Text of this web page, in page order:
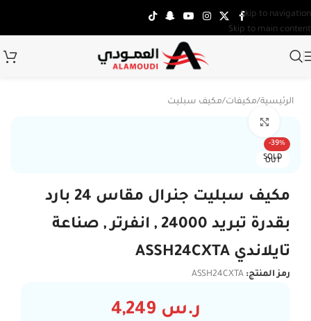
Skip to navigation
Skip to main content
الرئيسية/مكيفات/مكيف سبليت
-39%
SOLD
OUT
مكيف سبليت جنرال مقاس 24 بارد
بقدرة تبريد 24000 , انفرتر , صناعة
تايلاندي ASSH24CXTA
رمز المنتج: ASSH24CXTA
ر.س